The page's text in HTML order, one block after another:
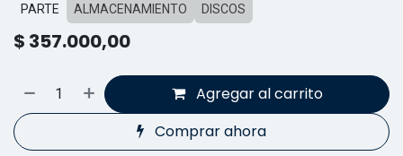
PARTE ALMACENAMIENTO DISCOS
$ 357.000,00
Agregar al carrito
Comprar ahora